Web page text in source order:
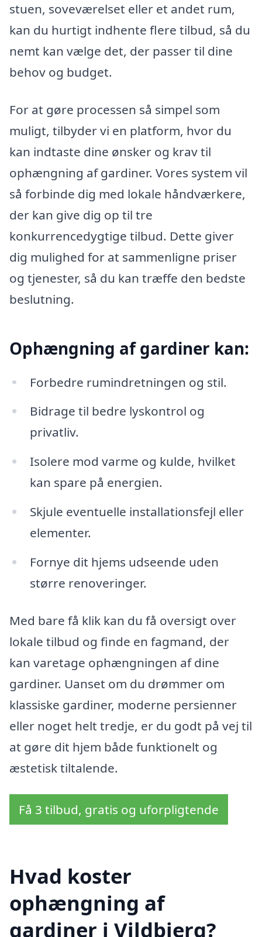
stuen, soveværelset eller et andet rum,
kan du hurtigt indhente flere tilbud, så du
nemt kan vælge det, der passer til dine
behov og budget.
For at gøre processen så simpel som
muligt, tilbyder vi en platform, hvor du
kan indtaste dine ønsker og krav til
ophængning af gardiner. Vores system vil
så forbinde dig med lokale håndværkere,
der kan give dig op til tre
konkurrencedygtige tilbud. Dette giver
dig mulighed for at sammenligne priser
og tjenester, så du kan træffe den bedste
beslutning.
Ophængning af gardiner kan:
Forbedre rumindretningen og stil.
Bidrage til bedre lyskontrol og
privatliv.
Isolere mod varme og kulde, hvilket
kan spare på energien.
Skjule eventuelle installationsfejl eller
elementer.
Fornye dit hjems udseende uden
større renoveringer.
Med bare få klik kan du få oversigt over
lokale tilbud og finde en fagmand, der
kan varetage ophængningen af dine
gardiner. Uanset om du drømmer om
klassiske gardiner, moderne persienner
eller noget helt tredje, er du godt på vej til
at gøre dit hjem både funktionelt og
æstetisk tiltalende.
Få 3 tilbud, gratis og uforpligtende
Hvad koster
ophængning af
gardiner i Vildbjerg?